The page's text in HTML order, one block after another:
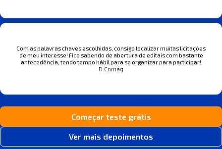
Com as palavras chaves escolhidas, consigo localizar muitas licitações
de meu interesse! Fico sabendo de abertura de editais com bastante
antecedência, tendo tempo hábil para se organizar para participar!
D Comaq
Começar teste grátis
Ver mais depoimentos